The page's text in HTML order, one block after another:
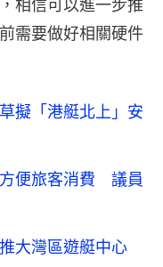
相信可以進一步推
需要做好相關硬件
擬「港艇北上」安
便旅客消費 議員
大灣區遊艇中心